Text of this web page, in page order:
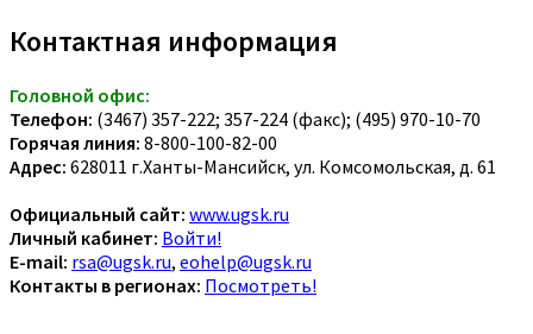
Контактная информация
Головной офис:
Телефон: (3467) 357-222; 357-224 (факс); (495) 970-10-70
Горячая линия: 8-800-100-82-00
Адрес: 628011 г.Ханты-Мансийск, ул. Комсомольская, д. 61
Официальный сайт: www.ugsk.ru
Личный кабинет: Войти!
E-mail: rsa@ugsk.ru, eohelp@ugsk.ru
Контакты в регионах: Посмотреть!